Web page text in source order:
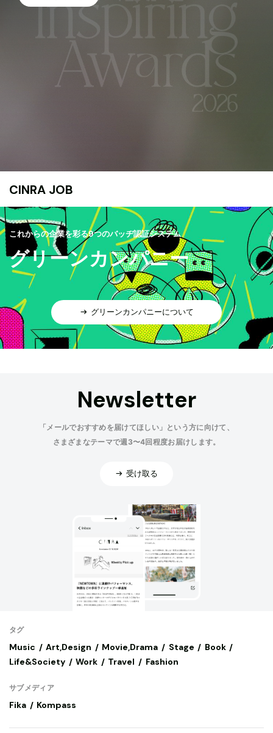
CINRA JOB
これからの企業を彩る9つのバッヂ認証システム
グリーンカンパニー
グリーンカンパニーについて
Newsletter
「メールでおすすめを届けてほしい」という方に向けて、
さまざまなテーマで週3〜4回程度お届けします。
受け取る
タグ
Music Art,Design Movie,Drama Stage
Book
Life&Society
Work Travel Fashion
サブメディア
Fika Kompass